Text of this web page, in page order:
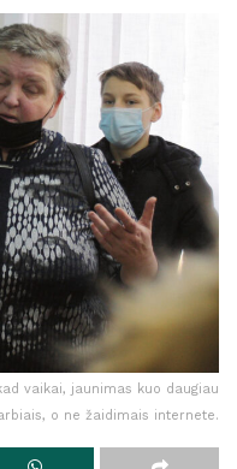
vaikai, jaunimas kuo daugiau
o ne žaidimais internete.